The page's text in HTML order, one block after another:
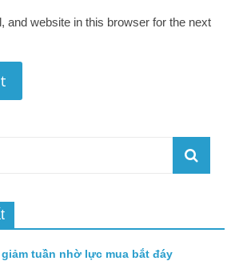
and website in this browser for the next
tuần nhờ lực mua bắt đáy